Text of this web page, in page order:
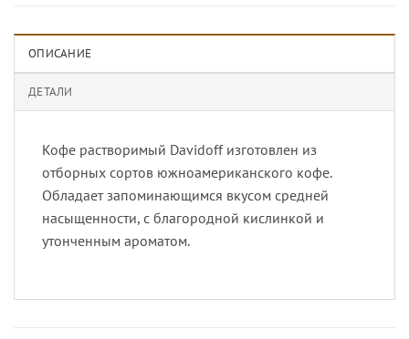
ОПИСАНИЕ
ДЕТАЛИ
Кофе растворимый Davidoff изготовлен из
отборных сортов южноамериканского кофе.
Обладает запоминающимся вкусом средней
насыщенности, с благородной кислинкой и
утонченным ароматом.